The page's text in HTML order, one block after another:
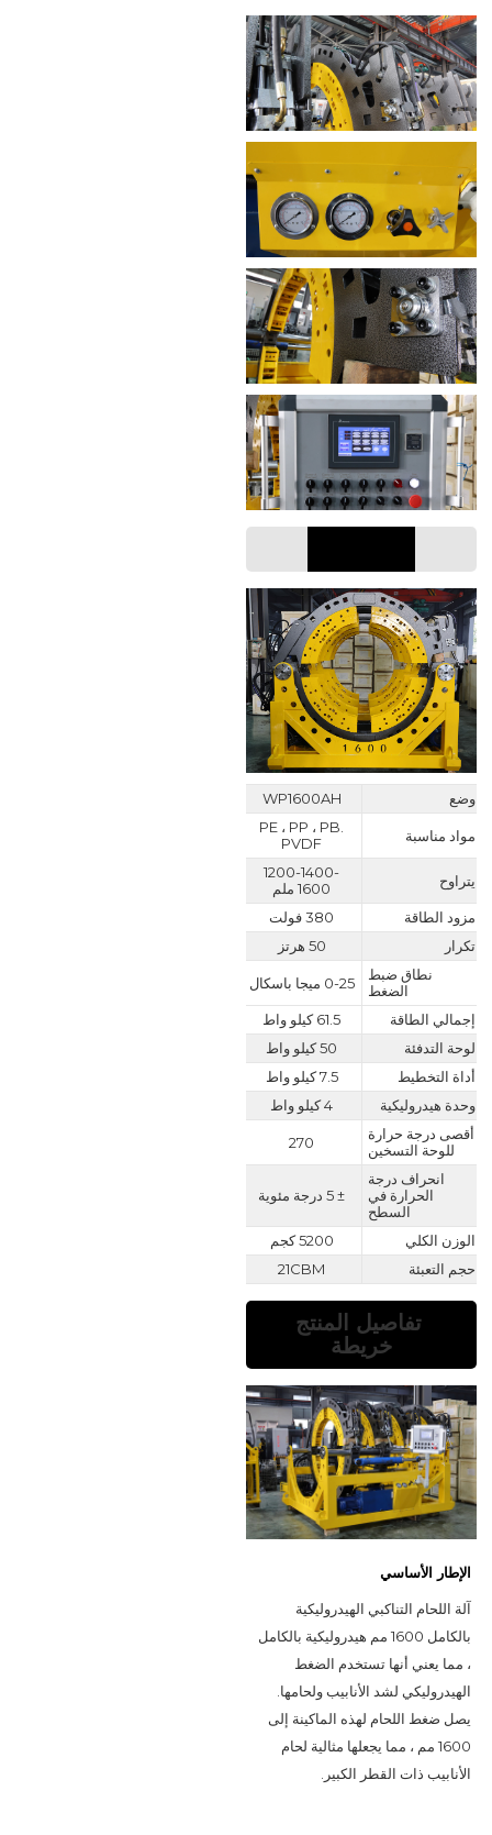
وضع WP1600AH
مواد مناسبة
PE ، PP ، PB.
PVDF
يتراوح
1200-1400-
1600 ملم
مزود الطاقة
380 فولت
تكرار
50 هرتز
نطاق ضبط
الضغط
0-25 ميجا باسكال
إجمالي الطاقة
61.5 كيلو واط
لوحة التدفئة
50 كيلو واط
أداة التخطيط
7.5 كيلو واط
وحدة هيدروليكية
4 كيلو واط
أقصى درجة حرارة
للوحة التسخين
270
انحراف درجة
الحرارة في
السطح
± 5 درجة مئوية
الوزن الكلي
5200 كجم
حجم التعبئة
21CBM
تفاصيل المنتج
خريطة
الإطار الأساسي
الأنابيب ذات القطر الكبير.